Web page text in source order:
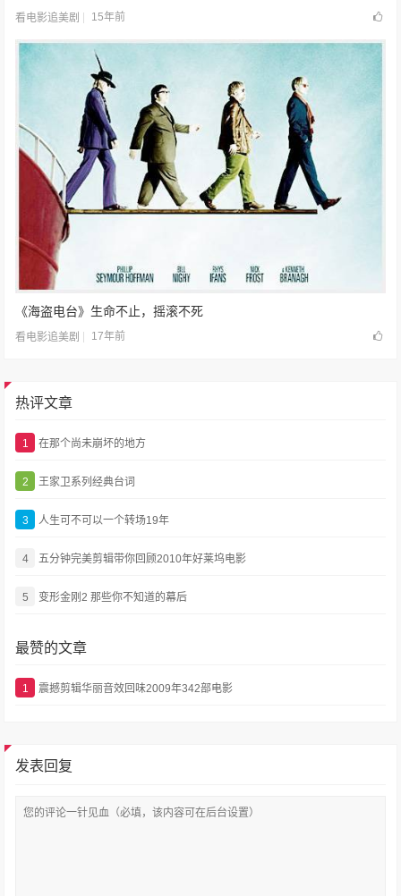
看电影追美剧 15年前
《海盗电台》生命不止，摇滚不死
看电影追美剧 17年前
热评文章
1 在那个尚未崩坏的地方
2 王家卫系列经典台词
3 人生可不可以一个转场19年
4 五分钟完美剪辑带你回顾2010年好莱坞电影
5 变形金刚2 那些你不知道的幕后
最赞的文章
1 震撼剪辑华丽音效回味2009年342部电影
发表回复